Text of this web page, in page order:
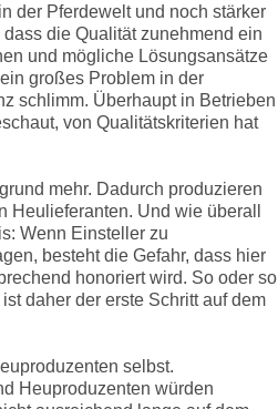
der Pferdewelt und noch stärker
die Qualität zunehmend ein
und mögliche Lösungsansätze
großes Problem in der
schlimm. Überhaupt in Betrieben
von Qualitätskriterien hat
mehr. Dadurch produzieren
Und wie überall
Wenn Einsteller zu
besteht die Gefahr, dass hier
honoriert wird. So oder so
daher der erste Schritt auf dem
selbst.
Heuproduzenten würden